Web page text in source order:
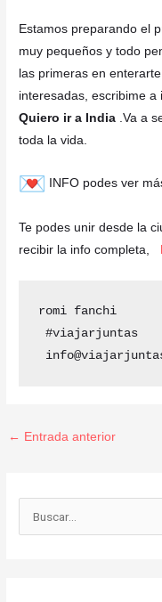
Estamos preparando el
muy pequeños y todo
las primeras en
interesadas, escribime a
Quiero ir a India .Va a
toda la vida.
INFO podes ver
Te podes unir desde la
recibir la info completa,
romi fanchi
← Entrada anterior